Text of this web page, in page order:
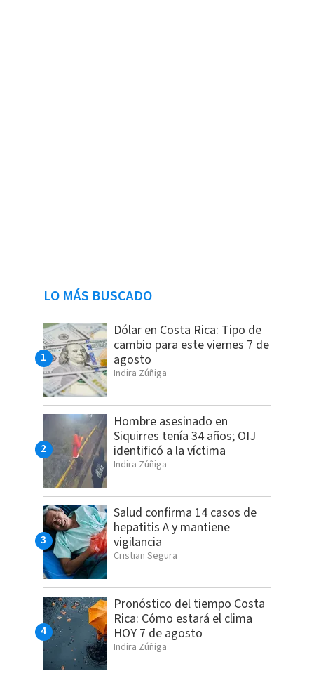
LO MÁS BUSCADO
Dólar en Costa Rica: Tipo de
cambio para este viernes 7 de
agosto
Indira Zúñiga
Hombre asesinado en
Siquirres tenía 34 años; OIJ
identificó a la víctima
Indira Zúñiga
Salud confirma 14 casos de
hepatitis A y mantiene
vigilancia
Cristian Segura
Pronóstico del tiempo Costa
Rica: Cómo estará el clima
HOY 7 de agosto
Indira Zúñiga